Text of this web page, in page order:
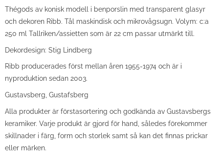
Thégods av konisk modell i benporslin med transparent glasyr
och dekoren Ribb. Tål maskindisk och mikrovågsugn. Volym: c:a
250 ml Tallriken/assietten som är 22 cm passar utmärkt till.
Dekordesign: Stig Lindberg
Ribb producerades först mellan åren 1955-1974 och är i
nyproduktion sedan 2003.
Gustavsberg, Gustafsberg
Alla produkter är förstasortering och godkända av Gustavsbergs
keramiker. Varje produkt är gjord för hand, således förekommer
skillnader i färg, form och storlek samt så kan det finnas prickar
eller märken.